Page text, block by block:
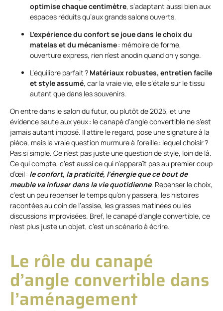
optimise chaque centimètre, s’adaptant aussi bien aux
espaces réduits qu’aux grands salons ouverts.
L’expérience du confort se joue dans le choix du
matelas et du mécanisme: mémoire de forme,
ouverture express, rien n’est anodin quand on y songe.
L’équilibre parfait ? Matériaux robustes, entretien facile
et style assumé, car la vraie vie, elle s’étale sur le tissu
autant que dans les souvenirs.
On entre dans le salon du futur, ou plutôt de 2025, et une
évidence saute aux yeux : le canapé d’angle convertible ne s’est
jamais autant imposé. Il attire le regard, pose une signature à la
pièce, mais la vraie question murmure à l’oreille : lequel choisir ?
Pas si simple. Ce n’est pas juste une question de style, loin de là.
Ce qui compte, c’est aussi ce qui n’apparaît pas au premier coup
d’œil : le confort, la praticité, l’énergie que ce bout de
meuble va infuser dans la vie quotidienne. Repenser le choix,
c’est un peu repenser le temps qu’on y passera, les histoires
racontées au coin de l’assise, les grasses matinées ou les
discussions improvisées. Bref, le canapé d’angle convertible, ce
n’est plus juste un objet, c’est un scénario à écrire.
Le rôle du canapé
d’angle convertible dans
l’aménagement